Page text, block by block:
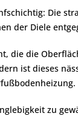
Die
der Diele
die die
ist dieses
zu